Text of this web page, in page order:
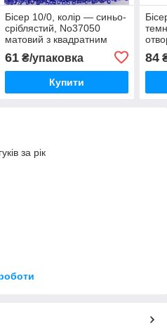
Бісер 10/0, колір — синьо-
сріблястий, No37050
матовий з квадратним
61₴/упаковка
Купити
84
за рік